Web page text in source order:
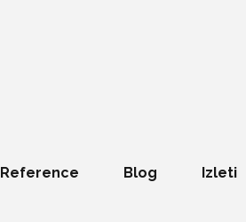
Reference Blog Izleti